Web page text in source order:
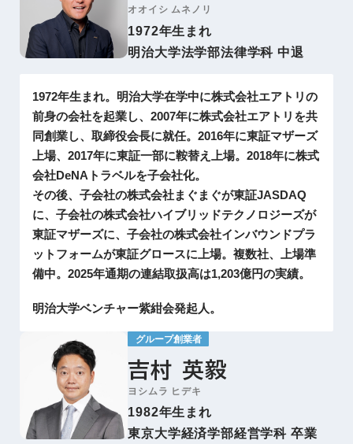
オオイシ ムネノリ
1972年生まれ
明治大学法学部法律学科 中退
1972年生まれ。明治大学在学中に株式会社エアトリの
前身の会社を起業し、2007年に株式会社エアトリを共
同創業し、取締役会長に就任。2016年に東証マザーズ
上場、2017年に東証一部に鞍替え上場。2018年に株式
会社DeNAトラベルを子会社化。
その後、子会社の株式会社まぐまぐが東証JASDAQ
に、子会社の株式会社ハイブリッドテクノロジーズが
東証マザーズに、子会社の株式会社インバウンドプラ
ットフォームが東証グロースに上場。複数社、上場準
備中。2025年通期の連結取扱高は1,203億円の実績。
明治大学ベンチャー紫紺会発起人。
グループ創業者
吉村 英毅
ヨシムラ ヒデキ
1982年生まれ
東京大学経済学部経営学科 卒業